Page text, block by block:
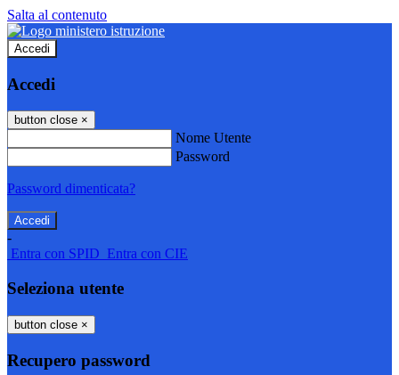
Salta al contenuto
Accedi
Accedi
button close ×
Nome Utente
Password
Password dimenticata?
-
Entra con SPID Entra con CIE
Seleziona utente
button close ×
Recupero password